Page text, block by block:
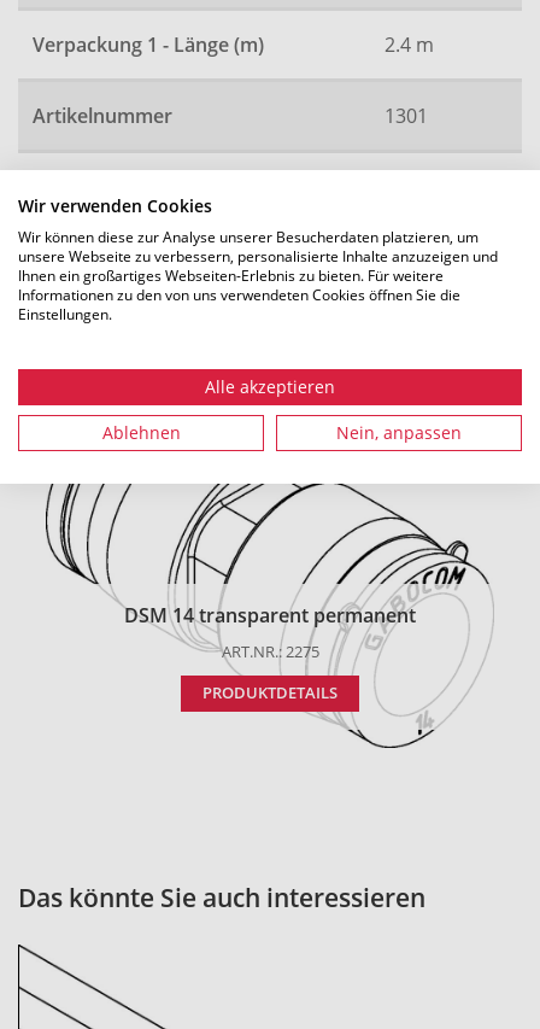
Wir verwenden Cookies
Wir können diese zur Analyse unserer Besucherdaten platzieren, um
unsere Webseite zu verbessern, personalisierte Inhalte anzuzeigen und
Ihnen ein großartiges Webseiten-Erlebnis zu bieten. Für weitere
Informationen zu den von uns verwendeten Cookies öffnen Sie die
Einstellungen.
Alle akzeptieren
Ablehnen Nein, anpassen
Verpackung 1 - Länge (m) 2.4 m
Artikelnummer 1301
Alle Maße in mm. Technische Änderungen vorbehalten.
DSM 14 transparent permanent
ART.NR.: 2275
PRODUKTDETAILS
Das könnte Sie auch interessieren